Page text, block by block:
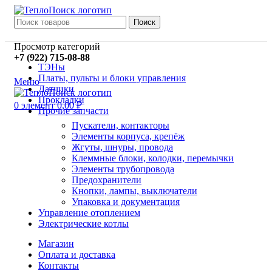
Поиск
+7 (922) 715-08-88
Меню
0 элемент 0,00₽
Просмотр категорий
ТЭНы
Платы, пульты и блоки управления
Датчики
Прокладки
Прочие запчасти
Пускатели, контакторы
Элементы корпуса, крепёж
Жгуты, шнуры, провода
Клеммные блоки, колодки, перемычки
Элементы трубопровода
Предохранители
Кнопки, лампы, выключатели
Упаковка и документация
Управление отоплением
Электрические котлы
Магазин
Оплата и доставка
Контакты